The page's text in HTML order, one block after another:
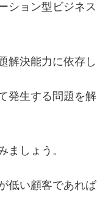
ション型ビジネ
決能力に依存し
発生する問題を
ましょう。
低い顧客であれ